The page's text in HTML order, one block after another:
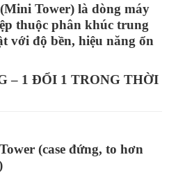
Tower) là dòng máy
thuộc phân khúc trung
với độ bền, hiệu năng ổn
– 1 ĐỔI 1 TRONG THỜI
(case đứng, to hơn